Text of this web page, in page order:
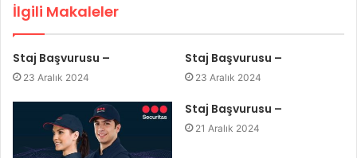
İlgili Makaleler
Staj Başvurusu –
23 Aralık 2024
Staj Başvurusu –
23 Aralık 2024
Staj Başvurusu –
21 Aralık 2024